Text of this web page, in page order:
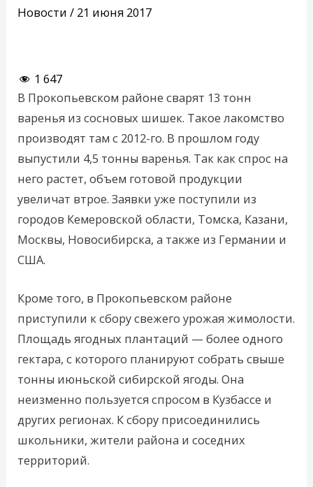
Новости / 21 июня 2017
1 647
В Прокопьевском районе сварят 13 тонн
варенья из сосновых шишек. Такое лакомство
производят там с 2012-го. В прошлом году
выпустили 4,5 тонны варенья. Так как спрос на
него растет, объем готовой продукции
увеличат втрое. Заявки уже поступили из
городов Кемеровской области, Томска, Казани,
Москвы, Новосибирска, а также из Германии и
США.
Кроме того, в Прокопьевском районе
приступили к сбору свежего урожая жимолости.
Площадь ягодных плантаций — более одного
гектара, с которого планируют собрать свыше
тонны июньской сибирской ягоды. Она
неизменно пользуется спросом в Кузбассе и
других регионах. К сбору присоединились
школьники, жители района и соседних
территорий.